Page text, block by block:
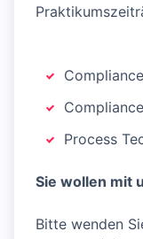
Process
Sie wollen mit
Bitte wenden